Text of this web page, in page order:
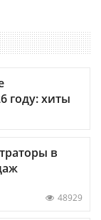
году: хиты
в
48929